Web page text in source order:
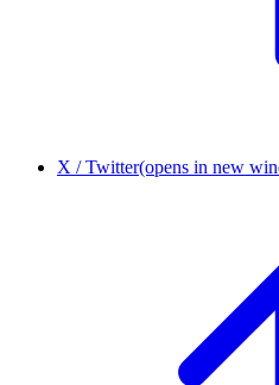
X / Twitter(opens in new